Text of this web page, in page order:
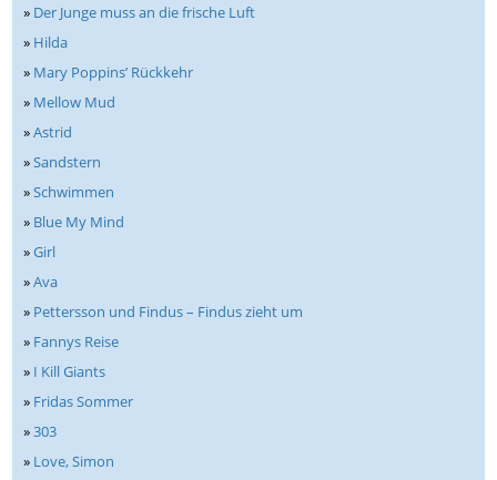
» Der Junge muss an die frische Luft
» Hilda
» Mary Poppins’ Rückkehr
» Mellow Mud
»Astrid
»Sandstern
»Schwimmen
» Blue My Mind
»Girl
»Ava
» Pettersson und Findus – Findus zieht um
» Fannys Reise
» I Kill Giants
» Fridas Sommer
»303
» Love, Simon